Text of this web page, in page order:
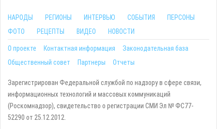
НАРОДЫ РЕГИОНЫ ИНТЕРВЬЮ СОБЫТИЯ
ПЕРСОНЫ
ФОТО
РЕЦЕПТЫ ВИДЕО НОВОСТИ
О проекте Контактная информация
Законодательная база
Общественный совет
Партнеры Отчеты
Зарегистрирован Федеральной службой по надзору в сфере связи,
информационных технологий и массовых коммуникаций
(Роскомнадзор), свидетельство о регистрации СМИ Эл № ФС77-
52290 от 25.12.2012.